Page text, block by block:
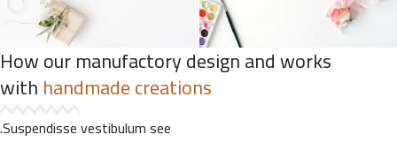
How our manufactory design and works
withhandmade creations
Suspendisse vestibulum see.